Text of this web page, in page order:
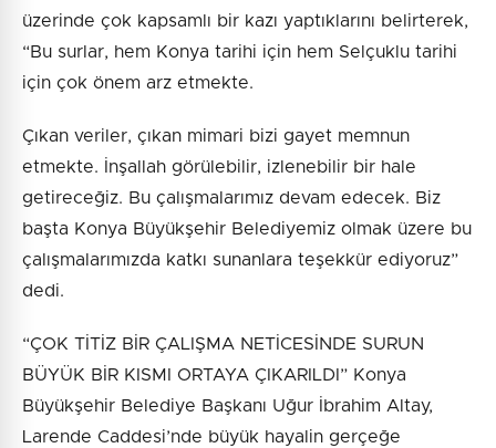
üzerinde çok kapsamlı bir kazı yaptıklarını belirterek,
“Bu surlar, hem Konya tarihi için hem Selçuklu tarihi
için çok önem arz etmekte.
Çıkan veriler, çıkan mimari bizi gayet memnun
etmekte. İnşallah görülebilir, izlenebilir bir hale
getireceğiz. Bu çalışmalarımız devam edecek. Biz
başta Konya Büyükşehir Belediyemiz olmak üzere bu
çalışmalarımızda katkı sunanlara teşekkür ediyoruz”
dedi.
“ÇOK TİTİZ BİR ÇALIŞMA NETİCESİNDE SURUN
BÜYÜK BİR KISMI ORTAYA ÇIKARILDI” Konya
Büyükşehir Belediye Başkanı Uğur İbrahim Altay,
Larende Caddesi’nde büyük hayalin gerçeğe